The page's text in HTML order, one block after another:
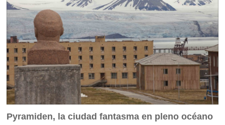
Pyramiden, la ciudad fantasma en pleno océano